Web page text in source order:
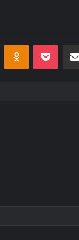
Odnoklassniki
Pocket